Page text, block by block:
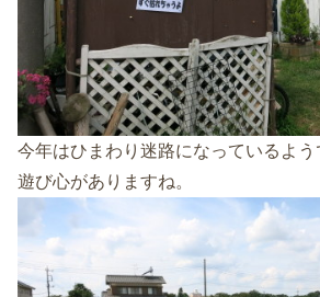
今年はひまわり迷路になっているよう
遊び心がありますね。